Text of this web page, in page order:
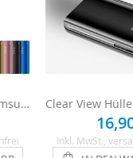
Clear View Hülle für Samsung Galaxy S8 Plus
Inkl. MwSt. ,